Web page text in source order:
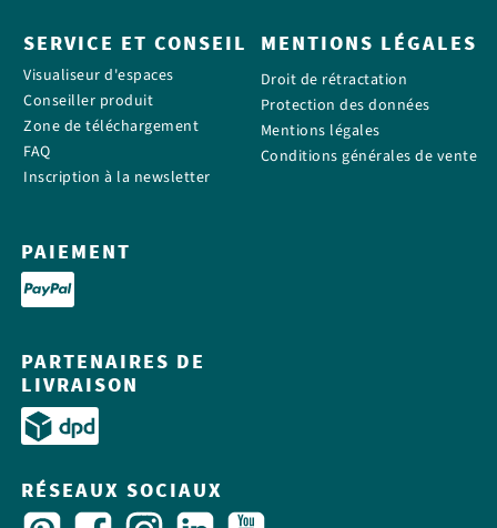
SERVICE ET CONSEIL
Visualiseur d'espaces
Conseiller produit
Zone de téléchargement
FAQ
Inscription à la newsletter
MENTIONS LÉGALES
Droit de rétractation
Protection des données
Mentions légales
Conditions générales de vente
PAIEMENT
PARTENAIRES DE
LIVRAISON
RÉSEAUX SOCIAUX